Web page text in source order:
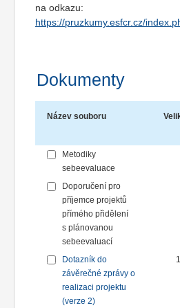
na odkazu:
https://pruzkumy.esfcr.cz/
Dokumenty
Název souboru
Metodiky
sebeevaluace
Doporučení pro
příjemce projektů
přímého přidělení
s plánovanou
sebeevaluací
Dotazník do
závěrečné zprávy o
realizaci projektu
(verze 2)